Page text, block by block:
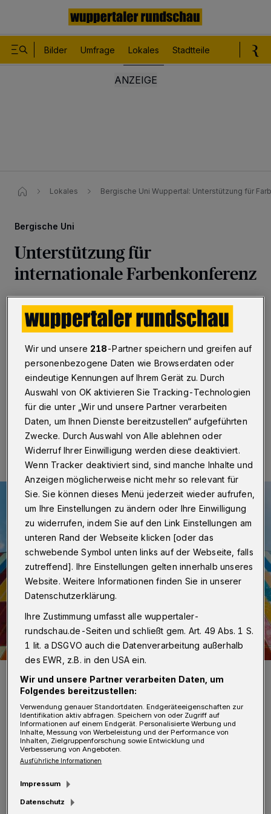
Bilder Umfrage Lokales Stadtteile
Lokales Bergische Uni Wuppertal: Unterstützung für
Bergische Uni
Unterstützung für
internationale Farbenkonferenz
Wuppertal / Berlin·Vom 25. bis 26. August 2022
findet an der Humboldt-Universität zu Berlin die
internationale Konferenz des Deutschen
Mensch – Natur – Licht – Material – Raum“ statt. Der
Lehrstuhl Didaktik der visuellen Kommunikation der
Bergischen Universität Wuppertal ist Mitorganisator.
04.08.2022 , 08:30 Uhr Eine Minute Lesezeit
Foto: Scott Webb
I m Zentrum der Konferenz steht die Suche
nach Farb-, Licht- und Materialstrategien
zur nachhaltigen Gestaltung einer gesunden
Wir und unsere 218-Partner speichern und greifen auf
personenbezogene Daten wie Browserdaten oder
eindeutige Kennungen auf Ihrem Gerät zu. Durch
Auswahl von OK aktivieren Sie Tracking-Technologien
für die unter „Wir und unsere Partner verarbeiten
Daten, um Ihnen Dienste bereitzustellen“ aufgeführten
Zwecke. Durch Auswahl von Alle ablehnen oder
Widerruf Ihrer Einwilligung werden diese deaktiviert.
Wenn Tracker deaktiviert sind, sind manche Inhalte und
Anzeigen möglicherweise nicht mehr so relevant für
Sie. Sie können dieses Menü jederzeit wieder aufrufen,
um Ihre Einstellungen zu ändern oder Ihre Einwilligung
zu widerrufen, indem Sie auf den Link Einstellungen am
unteren Rand der Webseite klicken [oder das
schwebende Symbol unten links auf der Webseite, falls
zutreffend]. Ihre Einstellungen gelten innerhalb unseres
Website. Weitere Informationen finden Sie in unserer
Datenschutzerklärung.
Ihre Zustimmung umfasst alle wuppertaler-
rundschau.de-Seiten und schließt gem. Art. 49 Abs. 1 S.
1 lit. a DSGVO auch die Datenverarbeitung außerhalb
des EWR, z.B. in den USA ein.
Wir und unsere Partner verarbeiten Daten, um
Folgendes bereitzustellen:
Verwendung genauer Standortdaten. Endgeräteeigenschaften zur
Identifikation aktiv abfragen. Speichern von oder Zugriff auf
Informationen auf einem Endgerät. Personalisierte Werbung und
Inhalte, Messung von Werbeleistung und der Performance von
Inhalten, Zielgruppenforschung sowie Entwicklung und
Verbesserung von Angeboten.
Ausführliche Informationen
Impressum
Datenschutz